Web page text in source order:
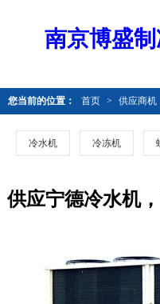
南京博盛
您当前的位置： 首页 > 供应商机
冷水机 冷冻机